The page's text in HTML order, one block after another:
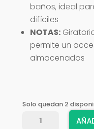
baños, ideal
difíciles
NOTAS:
permite un
almacenados
Solo quedan 2
CESTO